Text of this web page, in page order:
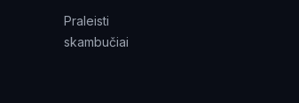
Praleisti
skambučiai